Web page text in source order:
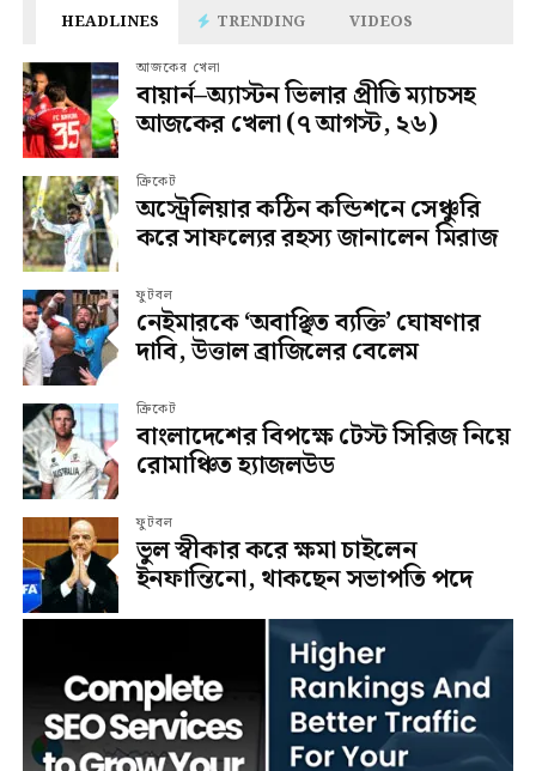
HEADLINES TRENDING VIDEOS
আজকের খেলা
বায়ার্ন–অ্যাস্টন ভিলার প্রীতি ম্যাচসহ
আজকের খেলা (৭ আগস্ট, ২৬)
ক্রিকেট
অস্ট্রেলিয়ার কঠিন কন্ডিশনে সেঞ্চুরি
করে সাফল্যের রহস্য জানালেন মিরাজ
ফুটবল
নেইমারকে ‘অবাঞ্ছিত ব্যক্তি’ ঘোষণার
দাবি, উত্তাল ব্রাজিলের বেলেম
ক্রিকেট
বাংলাদেশের বিপক্ষে টেস্ট সিরিজ নিয়ে
রোমাঞ্চিত হ্যাজলউড
ফুটবল
ভুল স্বীকার করে ক্ষমা চাইলেন
ইনফান্তিনো, থাকছেন সভাপতি পদে